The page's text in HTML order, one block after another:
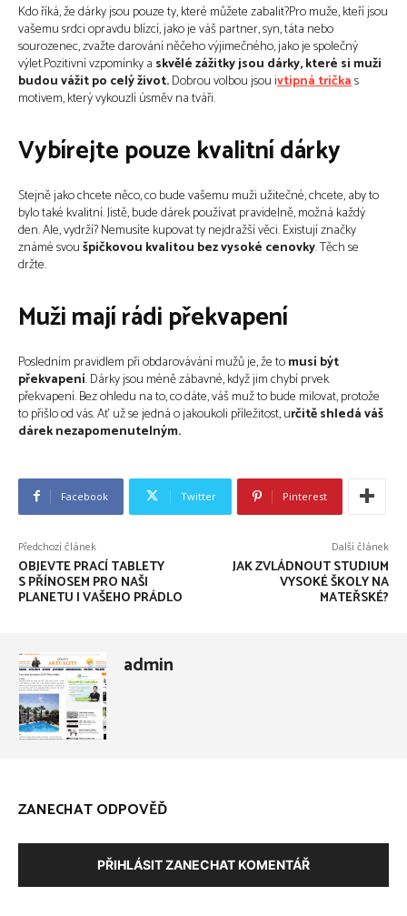
Kdo říká, že dárky jsou pouze ty, které můžete zabalit?Pro muže, kteří jsou
vašemu srdci opravdu blízcí, jako je váš partner, syn, táta nebo
sourozenec, zvažte darování něčeho výjimečného, ​​jako je společný
výlet.Pozitivní vzpomínky a skvělé zážitky jsou dárky, které si muži
budou vážit po celý život.Dobrou volbou jsou ivtipná tričkas
motivem, který vykouzlí úsměv na tváři.
Vybírejte pouze kvalitní dárky
Stejně jako chcete něco, co bude vašemu muži užitečné, chcete, aby to
bylo také kvalitní. Jistě, bude dárek používat pravidelně, možná každý
den. Ale, vydrží? Nemusíte kupovat ty nejdražší věci. Existují značky
známé svoušpičkovou kvalitou bez vysoké cenovky. Těch se
držte.
Muži mají rádi překvapení
Posledním pravidlem při obdarovávání mužů je, že tomusí být
překvapení. Dárky jsou méně zábavné, když jim chybí prvek
překvapení. Bez ohledu na to, co dáte, váš muž to bude milovat, protože
to přišlo od vás. Ať už se jedná o jakoukoli příležitost, určitě shledá váš
dárek nezapomenutelným.
Facebook Twitter Pinterest
Předchozí článek
OBJEVTE PRACÍ TABLETY
S PŘÍNOSEM PRO NAŠI
PLANETU I VAŠEHO PRÁDLO
Další článek
JAK ZVLÁDNOUT STUDIUM
VYSOKÉ ŠKOLY NA
MATEŘSKÉ?
admin
ZANECHAT ODPOVĚĎ
PŘIHLÁSIT ZANECHAT KOMENTÁŘ